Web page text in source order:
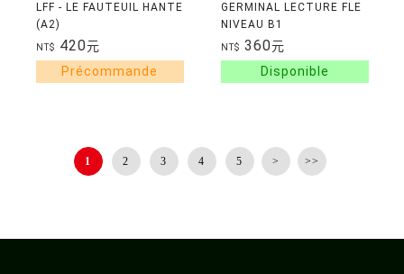
LFF - LE FAUTEUIL HANTE
(A2)
NT$ 420元
GERMINAL LECTURE FLE
NIVEAU B1
NT$ 360元
1 2 3 4 5 > >>